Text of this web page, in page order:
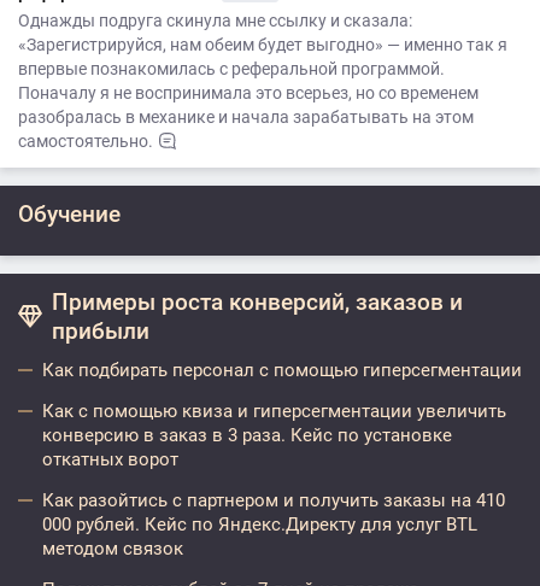
Однажды подруга скинула мне ссылку и сказала:
«Зарегистрируйся, нам обеим будет выгодно» — именно так я
впервые познакомилась с реферальной программой.
Поначалу я не воспринимала это всерьез, но со временем
разобралась в механике и начала зарабатывать на этом
самостоятельно.
Обучение
Примеры роста конверсий, заказов и
прибыли
Как подбирать персонал с помощью гиперсегментации
Как с помощью квиза и гиперсегментации увеличить
конверсию в заказ в 3 раза. Кейс по установке
откатных ворот
Как разойтись с партнером и получить заказы на 410
000 рублей. Кейс по Яндекс.Директу для услуг BTL
методом связок